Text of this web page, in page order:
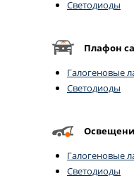
Светодиоды
Плафон
Галогеновые
Светодиоды
Галогеновые
Светодиоды